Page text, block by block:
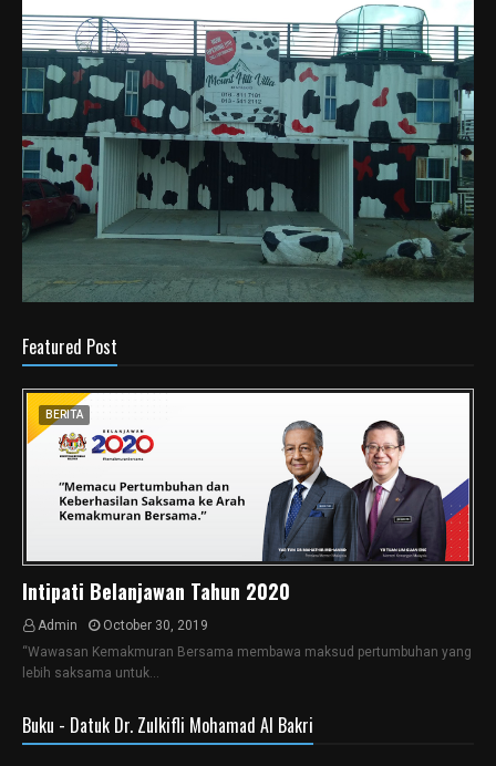
Featured Post
BERITA
Intipati Belanjawan Tahun 2020
Admin
October 30, 2019
“Wawasan Kemakmuran Bersama membawa maksud pertumbuhan yang
lebih saksama untuk…
Buku - Datuk Dr. Zulkifli Mohamad Al Bakri